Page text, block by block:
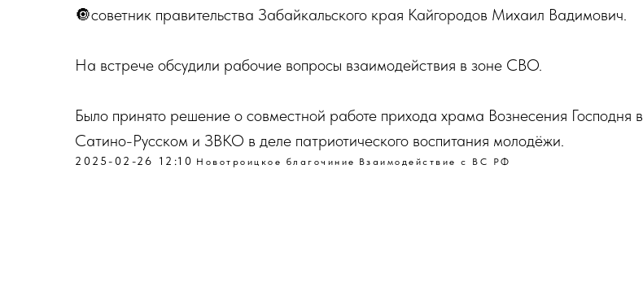
🔘советник правительства Забайкальского края Кайгородов Михаил Вадимович.
На встрече обсудили рабочие вопросы взаимодействия в зоне СВО.
Было принято решение о совместной работе прихода храма Вознесения Господня в
Сатино-Русском и ЗВКО в деле патриотического воспитания молодёжи.
2025-02-26 12:10 Новотроицкое благочиние Взаимодействие с ВС РФ